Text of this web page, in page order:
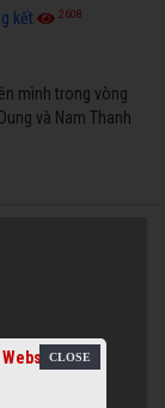
kết 2608
mình trong vòng
và Nam Thanh
Website